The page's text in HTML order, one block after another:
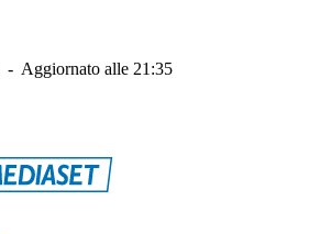
- Aggiornato alle 21:35